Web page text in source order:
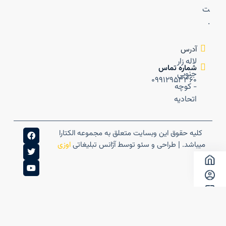
ت
.
آدرس
لاله زار
جنوبی
- کوچه
اتحادیه
شماره تماس
۰۹۹۱۲۹۵۳۳۶۰
کلیه حقوق این وبسایت متعلق به مجموعه الکتارا
میباشد. | طراحی و سئو توسط آژانس تبلیغاتیاوزی